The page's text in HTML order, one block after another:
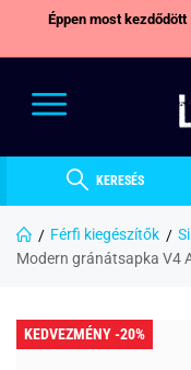
Éppen most kezdődött
KERESÉS
Férfi kiegészítők
Modern gránátsapka V4
KEDVEZMÉNY -20%